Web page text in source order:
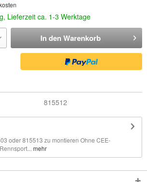
Lieferzeit ca. 1-3 Werktage
In den Warenkorb
815512
oder 815513 zu montieren Ohne CEE-
mehr